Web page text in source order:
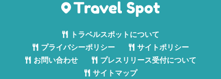
トラベルスポットについて
プライバシーポリシー
サイトポリシー
お問い合わせ
プレスリリース受付について
サイトマップ